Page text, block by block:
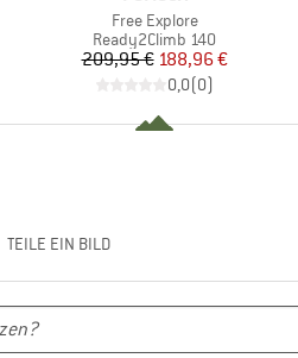
Artikel
Free Explore
Produktgruppe
Ready2Climb 140
Preis
209,95 €reduzierter Preis
188,96 €
0,0(0)
TEILE EIN BILD